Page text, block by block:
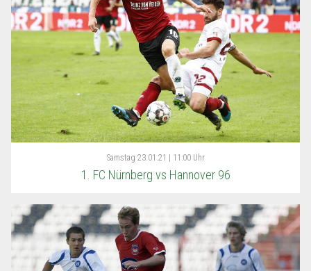
Samstag 23.01.21 | 11:00 Uhr
1. FC Nürnberg vs Hannover 96